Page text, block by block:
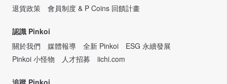
退貨政策
會員制度 & P Coins 回饋計畫
認識 Pinkoi
關於我們
媒體報導 全新 Pinkoi
ESG 永續發展
Pinkoi 小怪物
人才招募 iichi.com
追蹤 Pinkoi